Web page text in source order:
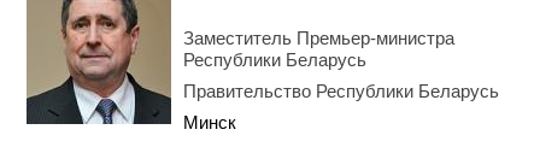
Заместитель Премьер-министра
Республики Беларусь
Правительство Республики Беларусь
Минск